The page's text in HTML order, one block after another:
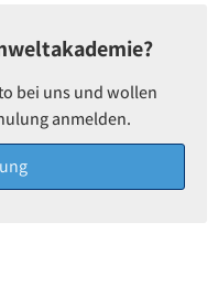
bei uns und wollen
anmelden.